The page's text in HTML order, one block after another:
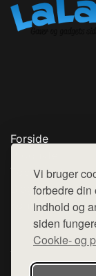
Vi bruger
forbedre din
indhold og
siden
Cookie- og
Forside
Top Rabatter
Blog
Kontakt